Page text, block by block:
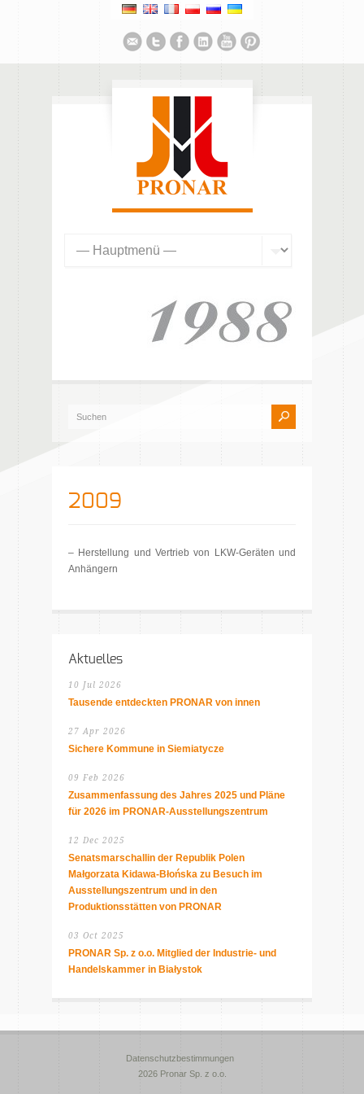
2009
– Herstellung und Vertrieb von LKW-Geräten und
Anhängern
Aktuelles
10 Jul 2026
Tausende entdeckten PRONAR von innen
27 Apr 2026
Sichere Kommune in Siemiatycze
09 Feb 2026
Zusammenfassung des Jahres 2025 und Pläne
für 2026 im PRONAR-Ausstellungszentrum
12 Dec 2025
Senatsmarschallin der Republik Polen
Małgorzata Kidawa-Błońska zu Besuch im
Ausstellungszentrum und in den
Produktionsstätten von PRONAR
03 Oct 2025
PRONAR Sp. z o.o. Mitglied der Industrie- und
Handelskammer in Białystok
Datenschutzbestimmungen
2026 Pronar Sp. z o.o.